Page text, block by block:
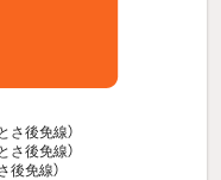
さ後免線）
さ後免線）
後免線）